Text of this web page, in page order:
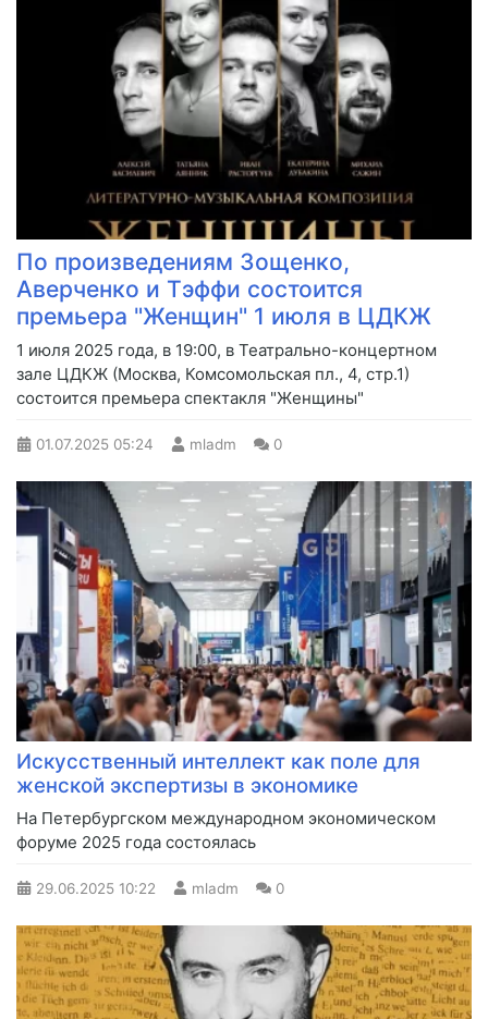
По произведениям Зощенко,
Аверченко и Тэффи состоится
премьера "Женщин" 1 июля в ЦДКЖ
1 июля 2025 года, в 19:00, в Театрально-концертном
зале ЦДКЖ (Москва, Комсомольская пл., 4, стр.1)
состоится премьера спектакля "Женщины"
01.07.2025 05:24 mladm 0
Искусственный интеллект как поле для
женской экспертизы в экономике
На Петербургском международном экономическом
форуме 2025 года состоялась
29.06.2025 10:22 mladm 0